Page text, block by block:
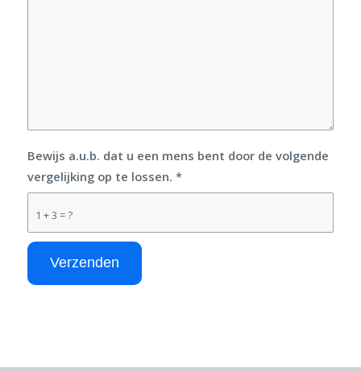
1 + 3 = ?
Bewijs a.u.b. dat u een mens bent door de volgende
vergelijking op te lossen. *